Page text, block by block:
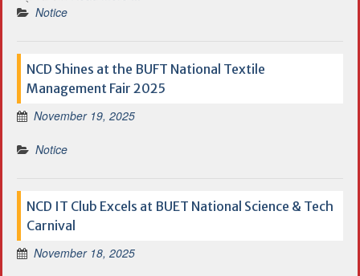
Notice
NCD Shines at the BUFT National Textile
Management Fair 2025
November 19, 2025
Notice
NCD IT Club Excels at BUET National Science & Tech
Carnival
November 18, 2025